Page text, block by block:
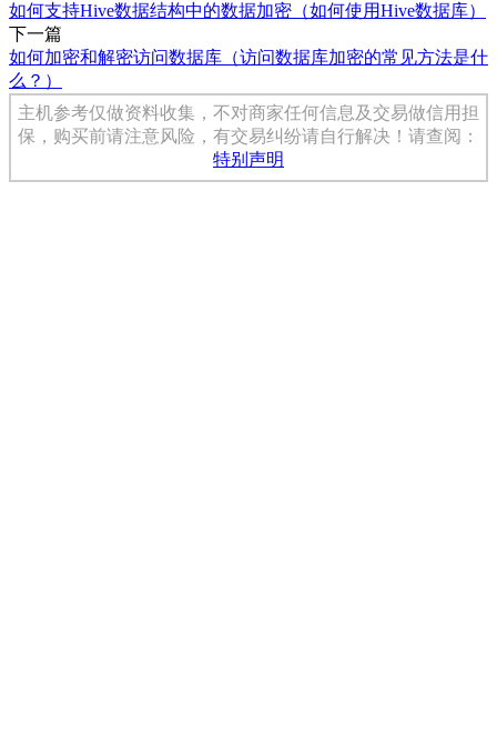
如何支持Hive数据结构中的数据加密（如何使用Hive数据库）
下一篇
如何加密和解密访问数据库（访问数据库加密的常见方法是什
么？）
主机参考仅做资料收集，不对商家任何信息及交易做信用担
保，购买前请注意风险，有交易纠纷请自行解决！请查阅：
特别声明